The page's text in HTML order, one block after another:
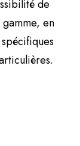
de
en